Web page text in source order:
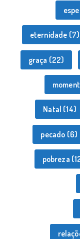
eternidade (7)
graça (22)
Natal (14)
pecado (6)
pobreza